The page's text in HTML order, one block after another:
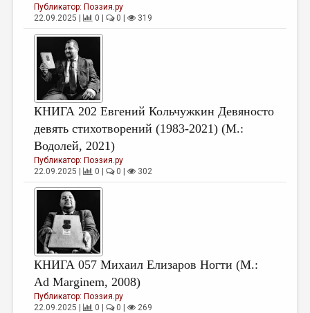
КОЛОНКА РЕДАКТОРА
РЕДКОЛЛЕГИЯ
ОТ РЕДАКЦИИ
МАЛАЯ ПРОЗА
ЭССЕИСТИКА
ЛИТЕРАТУРОВЕДЕНИЕ
КУЛЬТУРОВЕДЕНИЕ
ПУБЛИЦИСТИКА
РЕЦЕНЗИРОВАНИЕ
ЦИКЛЫ ПУБЛИКАЦИЙ
ТРЕДИАКОВСКИЙ
МЕДИА
ВКОНТАКТЕ
Публикатор: Поэзия.ру
22.09.2025 |
0 | 0 | 319
КНИГА 202 Евгений Кольчужкин Девяносто
девять стихотворений (1983-2021) (М.:
Водолей, 2021)
Публикатор: Поэзия.ру
22.09.2025 |
0 | 0 | 302
КНИГА 057 Михаил Елизаров Ногти (М.:
Ad Marginem, 2008)
Публикатор: Поэзия.ру
22.09.2025 |
0 | 0 | 269